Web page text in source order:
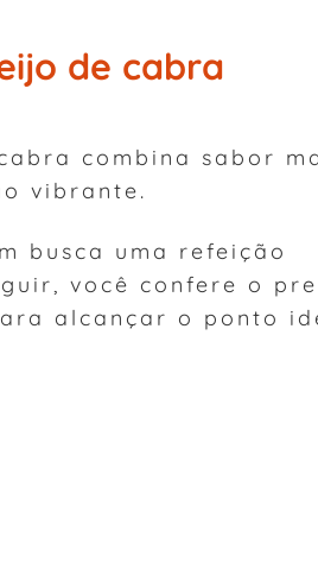
de cabra
combina sabor
vibrante.
busca uma refeição
você confere o
alcançar o ponto